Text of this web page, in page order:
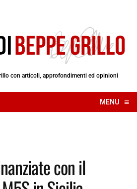
con articoli, approfondimenti ed opinioni
MENU ≡
☰
con il